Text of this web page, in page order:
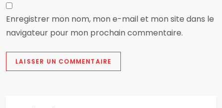
Enregistrer mon nom, mon e-mail et mon site dans le
navigateur pour mon prochain commentaire.